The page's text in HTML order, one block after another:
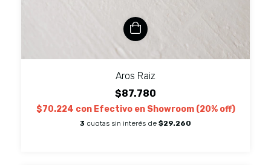
Aros Raiz
$87.780
$70.224 con Efectivo en Showroom (20% off)
3 cuotas sin interés de $29.260